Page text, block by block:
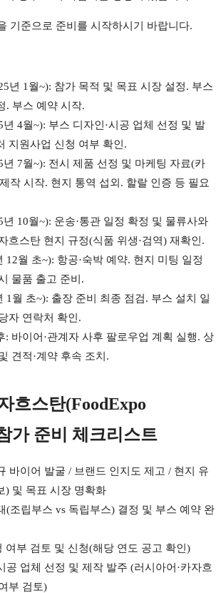
기준으로 준비를 시작하시기 바랍니다.
년 1월~): 참가 목적 및 목표 시장 설정. 부스
. 부스 예약 시작.
년 4월~): 부스 디자인·시공 업체 선정 및 발
지원사업 신청 여부 확인.
년 7월~): 전시 제품 선정 및 마케팅 자료(카
작 시작. 현지 통역 섭외. 할랄 인증 등 필요
년 10월~): 운송·통관 일정 확정 및 물류사와
흐스탄 현지 규정(식품 위생·검역) 재확인.
12월 초~): 항공·숙박 예약. 현지 미팅 일정
물품 출고 준비.
1월 초~): 출장 준비 최종 점검. 부스 설치 일
자 연락처 확인.
: 바이어·관계자 사후 팔로우업 계획 실행. 상
견적·계약 후속 조치.
흐스탄(FoodExpo
가 준비 체크리스트
바이어 발굴 / 브랜드 인지도 제고 / 현지 유
) 및 목표 시장 명확화
(조립부스 vs 독립부스) 결정 및 부스 예약 완
여부 검토 및 신청(해당 연도 공고 확인)
공 업체 선정 및 제작 발주 (러시아어·카자흐
부 검토)